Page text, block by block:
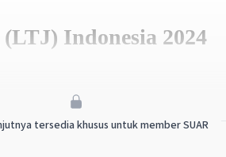
tersedia khusus untuk member SUAR